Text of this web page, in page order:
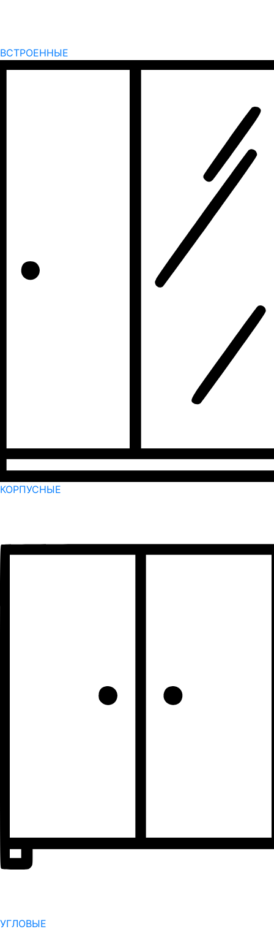
ВСТРОЕННЫЕ
КОРПУСНЫЕ
УГЛОВЫЕ